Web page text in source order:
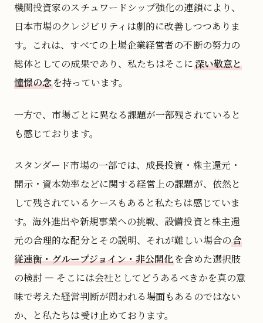
機関投資家のスチュワードシップ強化の連鎖により、
日本市場のクレジビリティは劇的に改善しつつありま
す。これは、すべての上場企業経営者の不断の努力の
総体としての成果であり、私たちはそこに深い敬意と
憧憬の念を持っています。
一方で、市場ごとに異なる課題が一部残されていると
も感じております。
スタンダード市場の一部では、成長投資・株主還元・
開示・資本効率などに関する経営上の課題が、依然と
して残されているケースもあると私たちは感じていま
す。海外進出や新規事業への挑戦、設備投資と株主還
元の合理的な配分とその説明、それが難しい場合の合
従連衡・グループジョイン・非公開化を含めた選択肢
の検討 — そこには会社としてどうあるべきかを真の意
味で考えた経営判断が問われる場面もあるのではない
か、と私たちは受け止めております。